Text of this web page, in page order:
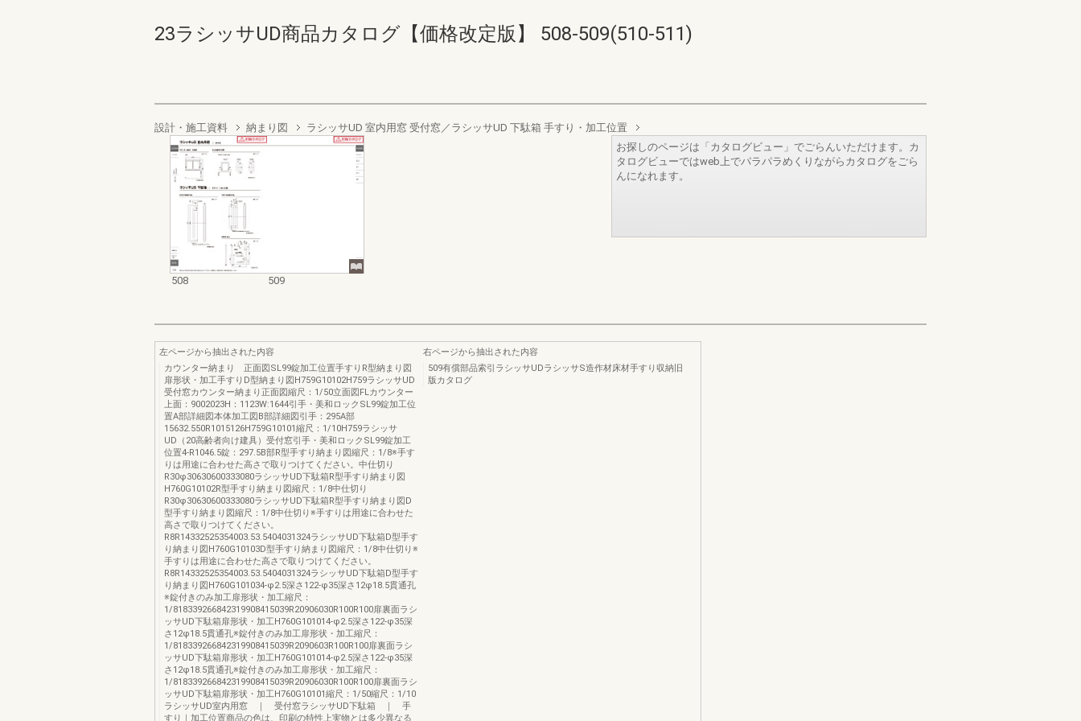
23ラシッサUD商品カタログ【価格改定版】 508-509(510-511)
設計・施工資料 納まり図 ラシッサUD 室内用窓 受付窓／ラシッサUD 下駄箱 手すり・加工位置
508 509
お探しのページは「カタログビュー」でごらんいただけます。カ
タログビューではweb上でパラパラめくりながらカタログをごら
んになれます。
左ページから抽出された内容
カウンター納まり 正面図SL99錠加工位置手すりR型納まり図
扉形状・加工手すりD型納まり図H759G10102H759ラシッサUD
受付窓カウンター納まり正面図縮尺：1/50立面図FLカウンター
上面：9002023H：1123W:1644引手・美和ロックSL99錠加工位
置A部詳細図本体加工図B部詳細図引手：295A部
15632.550R1015126H759G10101縮尺：1/10H759ラシッサ
UD（20高齢者向け建具）受付窓引手・美和ロックSL99錠加工
位置4-R1046.5錠：297.5B部R型手すり納まり図縮尺：1/8※手す
りは用途に合わせた高さで取りつけてください。中仕切り
R30φ30630600333080ラシッサUD下駄箱R型手すり納まり図
H760G10102R型手すり納まり図縮尺：1/8中仕切り
R30φ30630600333080ラシッサUD下駄箱R型手すり納まり図D
型手すり納まり図縮尺：1/8中仕切り※手すりは用途に合わせた
高さで取りつけてください。
R8R14332525354003.53.5404031324ラシッサUD下駄箱D型手す
り納まり図H760G10103D型手すり納まり図縮尺：1/8中仕切り※
手すりは用途に合わせた高さで取りつけてください。
R8R14332525354003.53.5404031324ラシッサUD下駄箱D型手す
り納まり図H760G101034-φ2.5深さ122-φ35深さ12φ18.5貫通孔
※錠付きのみ加工扉形状・加工縮尺：
1/818339266842319908415039R20906030R100R100扉裏面ラシ
ッサUD下駄箱扉形状・加工H760G101014-φ2.5深さ122-φ35深
さ12φ18.5貫通孔※錠付きのみ加工扉形状・加工縮尺：
1/818339266842319908415039R2090603R100R100扉裏面ラシ
ッサUD下駄箱扉形状・加工H760G101014-φ2.5深さ122-φ35深
さ12φ18.5貫通孔※錠付きのみ加工扉形状・加工縮尺：
1/818339266842319908415039R20906030R100R100扉裏面ラシ
ッサUD下駄箱扉形状・加工H760G10101縮尺：1/50縮尺：1/10
ラシッサUD室内用窓 ｜ 受付窓ラシッサUD下駄箱 ｜ 手
すり｜加工位置商品の色は、印刷の特性上実物とは多少異なる
右ページから抽出された内容
509有償部品索引ラシッサUDラシッサS造作材床材手すり収納旧
版カタログ